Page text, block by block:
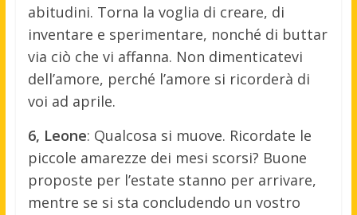
abitudini. Torna la voglia di creare, di
inventare e sperimentare, nonché di buttar
via ciò che vi affanna. Non dimenticatevi
dell’amore, perché l’amore si ricorderà di
voi ad aprile.
6, Leone: Qualcosa si muove. Ricordate le
piccole amarezze dei mesi scorsi? Buone
proposte per l’estate stanno per arrivare,
mentre se si sta concludendo un vostro